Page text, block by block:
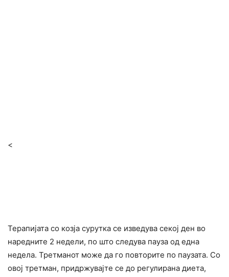
<
Теpaпијата со козја сурутка се изведува секој ден во
наредните 2 недели, по што следува пауза од една
недела. Третманот може да го повторите по паузата. Со
овој третман, придржувајте се до регулирана диeта,